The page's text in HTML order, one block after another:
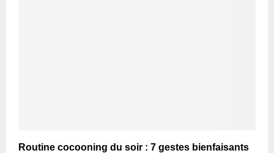
Routine cocooning du soir : 7 gestes bienfaisants